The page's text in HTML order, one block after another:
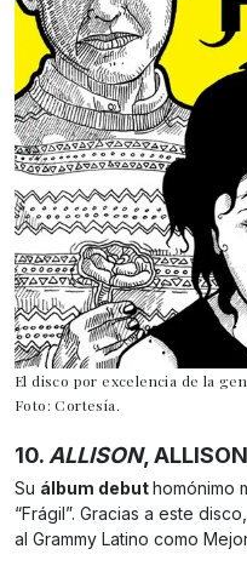
El disco por excelencia de la
Foto: Cortesía.
10. ALLISON, ALLISON
Su álbum debuthomónimo
“Frágil”. Gracias a este
al Grammy Latino como